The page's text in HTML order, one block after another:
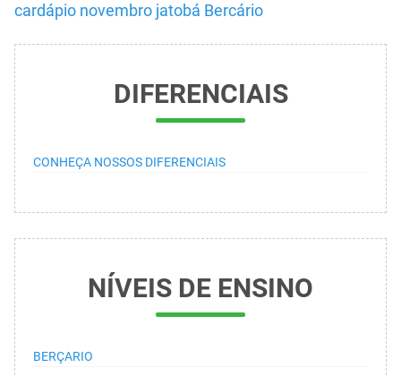
cardápio novembro jatobá Bercário
DIFERENCIAIS
CONHEÇA NOSSOS DIFERENCIAIS
NÍVEIS DE ENSINO
BERÇARIO